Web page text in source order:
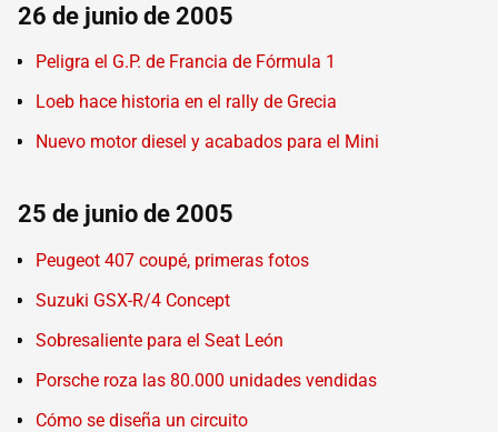
26 de junio de 2005
Peligra el G.P. de Francia de Fórmula 1
Loeb hace historia en el rally de Grecia
Nuevo motor diesel y acabados para el Mini
25 de junio de 2005
Peugeot 407 coupé, primeras fotos
Suzuki GSX-R/4 Concept
Sobresaliente para el Seat León
Porsche roza las 80.000 unidades vendidas
Cómo se diseña un circuito